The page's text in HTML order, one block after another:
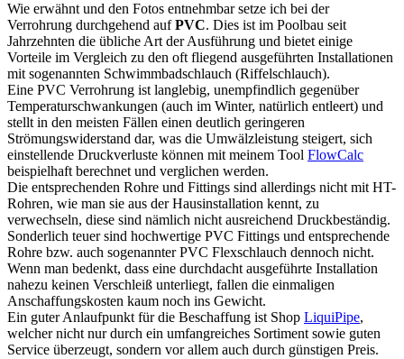
Wie erwähnt und den Fotos entnehmbar setze ich bei der
Verrohrung durchgehend aufPVC. Dies ist im Poolbau seit
Jahrzehnten die übliche Art der Ausführung und bietet einige
Vorteile im Vergleich zu den oft fliegend ausgeführten Installationen
mit sogenannten Schwimmbadschlauch (Riffelschlauch).
Eine PVC Verrohrung ist langlebig, unempfindlich gegenüber
Temperaturschwankungen (auch im Winter, natürlich entleert) und
stellt in den meisten Fällen einen deutlich geringeren
Strömungswiderstand dar, was die Umwälzleistung steigert, sich
einstellende Druckverluste können mit meinem Tool FlowCalc
beispielhaft berechnet und verglichen werden.
Die entsprechenden Rohre und Fittings sind allerdings nicht mit HT-
Rohren, wie man sie aus der Hausinstallation kennt, zu
verwechseln, diese sind nämlich nicht ausreichend Druckbeständig.
Sonderlich teuer sind hochwertige PVC Fittings und entsprechende
Rohre bzw. auch sogenannter PVC Flexschlauch dennoch nicht.
Wenn man bedenkt, dass eine durchdacht ausgeführte Installation
nahezu keinen Verschleiß unterliegt, fallen die einmaligen
Anschaffungskosten kaum noch ins Gewicht.
Ein guter Anlaufpunkt für die Beschaffung ist Shop LiquiPipe,
welcher nicht nur durch ein umfangreiches Sortiment sowie guten
Service überzeugt, sondern vor allem auch durch günstigen Preis.